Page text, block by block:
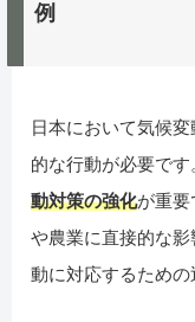
例
日本において気候
的な行動が必要です
動対策の強化が重要
や農業に直接的な
動に対応するための